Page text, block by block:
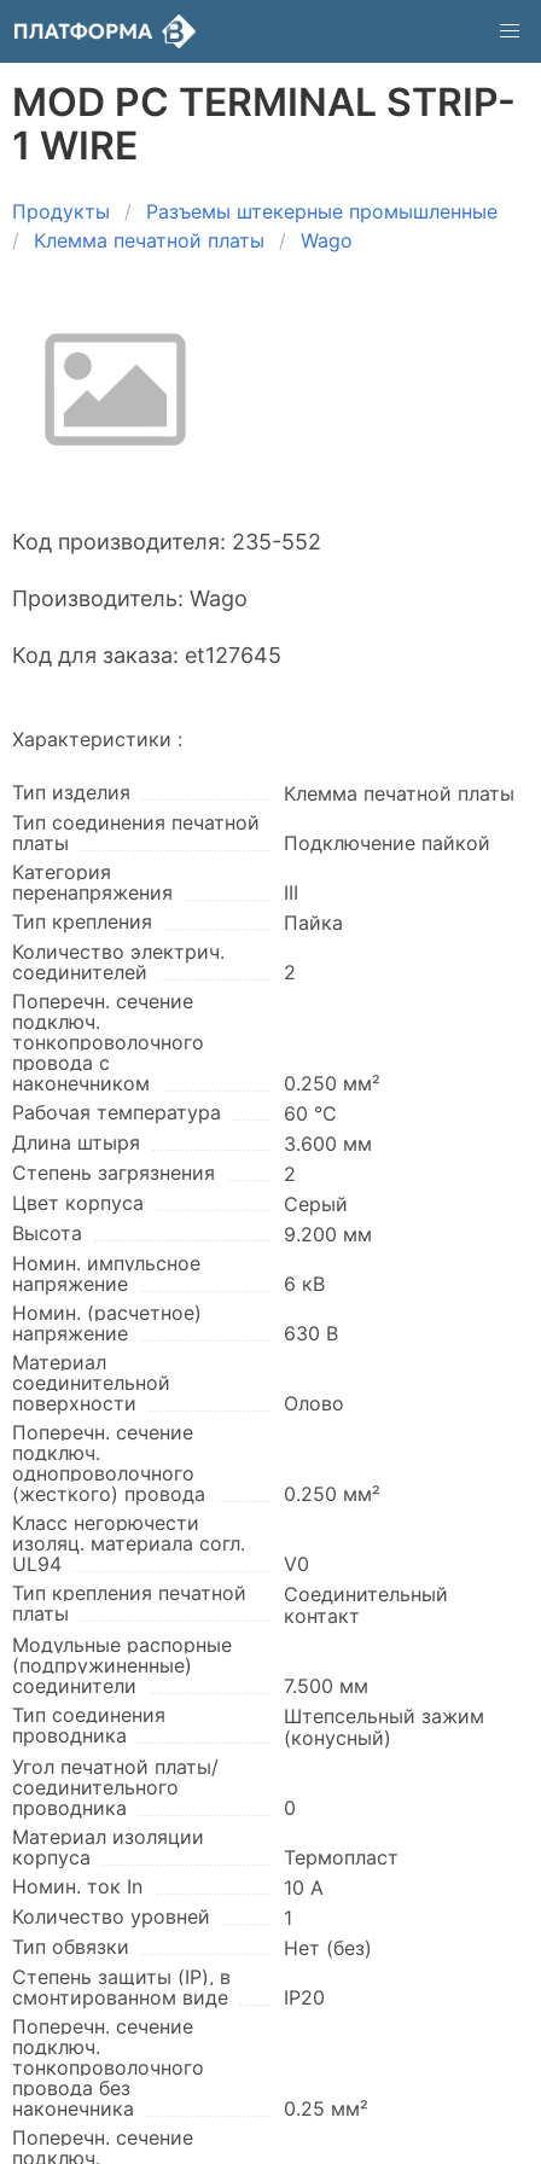
MOD PC TERMINAL STRIP-
1 WIRE
Продукты
Разъемы штекерные промышленные
Клемма печатной платы
Wago
Код производителя: 235-552
Производитель: Wago
Код для заказа: et127645
Характеристики :
Тип изделия
Клемма печатной платы
Тип соединения печатной
платы
Подключение пайкой
Категория
перенапряжения
III
Тип крепления
Пайка
Количество электрич.
соединителей
2
Поперечн. сечение
подключ.
тонкопроволочного
провода с
наконечником
0.250 мм²
Рабочая температура
60 °C
Длина штыря
3.600 мм
Степень загрязнения
2
Цвет корпуса
Серый
Высота
9.200 мм
Номин. импульсное
напряжение
6 кВ
Номин. (расчетное)
напряжение
630 В
Материал
соединительной
поверхности
Олово
Поперечн. сечение
подключ.
однопроволочного
(жесткого) провода
0.250 мм²
Класс негорючести
изоляц. материала согл.
UL94
V0
Тип крепления печатной
платы
Соединительный
контакт
Модульные распорные
(подпружиненные)
соединители
7.500 мм
Тип соединения
проводника
Штепсельный зажим
(конусный)
Угол печатной платы/
соединительного
проводника
0
Материал изоляции
корпуса
Термопласт
Номин. ток In
10 А
Количество уровней
1
Тип обвязки
Нет (без)
Степень защиты (IP), в
смонтированном виде
IP20
Поперечн. сечение
подключ.
тонкопроволочного
провода без
наконечника
0.25 мм²
Поперечн. сечение
подключ.